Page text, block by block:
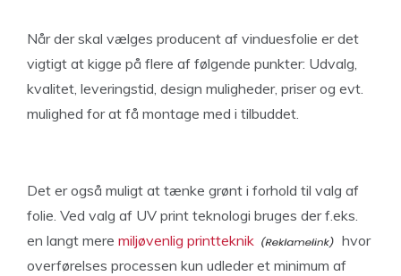
Når der skal vælges producent af vinduesfolie er det
vigtigt at kigge på flere af følgende punkter: Udvalg,
kvalitet, leveringstid, design muligheder, priser og evt.
mulighed for at få montage med i tilbuddet.
Det er også muligt at tænke grønt i forhold til valg af
folie. Ved valg af UV print teknologi bruges der f.eks.
en langt mere miljøvenlig printteknik
hvor
overførelses processen kun udleder et minimum af